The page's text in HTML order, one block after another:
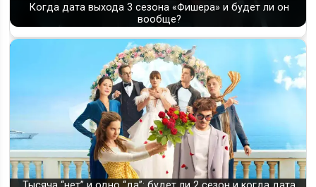
Когда дата выхода 3 сезона «Фишера» и будет ли он
вообще?